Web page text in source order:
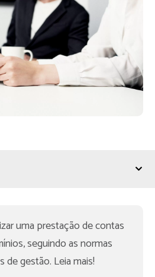
uma prestação de contas
seguindo as normas
de gestão. Leia mais!